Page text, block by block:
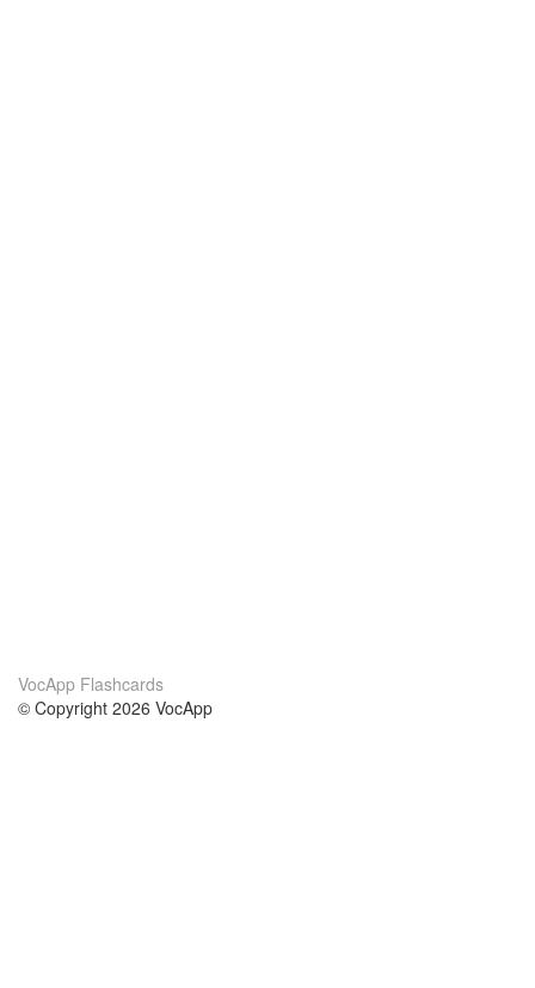
VocApp Flashcards
© Copyright 2026 VocApp